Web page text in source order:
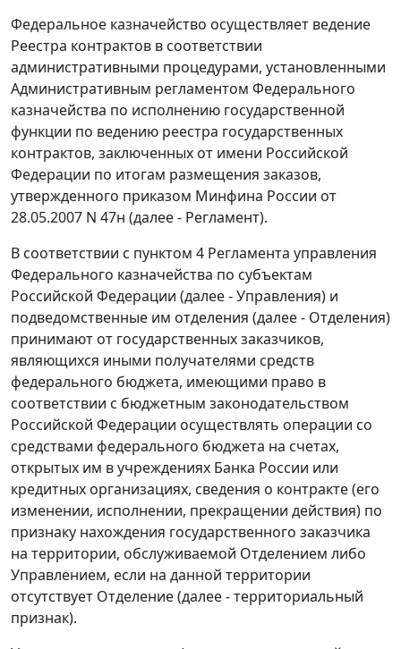
Федеральное казначейство осуществляет ведение
Реестра контрактов в соответствии
административными процедурами, установленными
Административным регламентом Федерального
казначейства по исполнению государственной
функции по ведению реестра государственных
контрактов, заключенных от имени Российской
Федерации по итогам размещения заказов,
утвержденного приказом Минфина России от
28.05.2007 N 47н (далее - Регламент).
В соответствии с пунктом 4 Регламента управления
Федерального казначейства по субъектам
Российской Федерации (далее - Управления) и
подведомственные им отделения (далее - Отделения)
принимают от государственных заказчиков,
являющихся иными получателями средств
федерального бюджета, имеющими право в
соответствии с бюджетным законодательством
Российской Федерации осуществлять операции со
средствами федерального бюджета на счетах,
открытых им в учреждениях Банка России или
кредитных организациях, сведения о контракте (его
изменении, исполнении, прекращении действия) по
признаку нахождения государственного заказчика
на территории, обслуживаемой Отделением либо
Управлением, если на данной территории
отсутствует Отделение (далее - территориальный
признак).